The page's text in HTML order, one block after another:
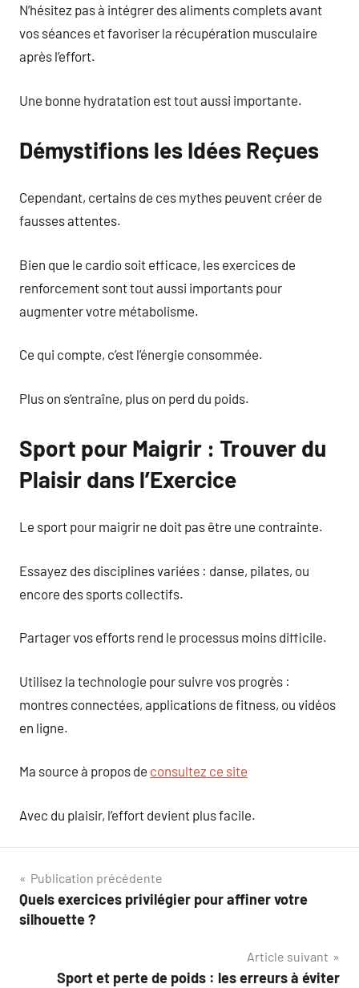
N’hésitez pas à intégrer des aliments complets avant
vos séances et favoriser la récupération musculaire
après l’effort.
Une bonne hydratation est tout aussi importante.
Démystifions les Idées Reçues
Cependant, certains de ces mythes peuvent créer de
fausses attentes.
Bien que le cardio soit efficace, les exercices de
renforcement sont tout aussi importants pour
augmenter votre métabolisme.
Ce qui compte, c’est l’énergie consommée.
Plus on s’entraîne, plus on perd du poids.
Sport pour Maigrir : Trouver du
Plaisir dans l’Exercice
Le sport pour maigrir ne doit pas être une contrainte.
Essayez des disciplines variées : danse, pilates, ou
encore des sports collectifs.
Partager vos efforts rend le processus moins difficile.
Utilisez la technologie pour suivre vos progrès :
montres connectées, applications de fitness, ou vidéos
en ligne.
Ma source à propos de consultez ce site
Avec du plaisir, l’effort devient plus facile.
Navigation
de
Publication précédente
Quels exercices privilégier pour affiner votre
silhouette ?
Article suivant
Sport et perte de poids : les erreurs à éviter